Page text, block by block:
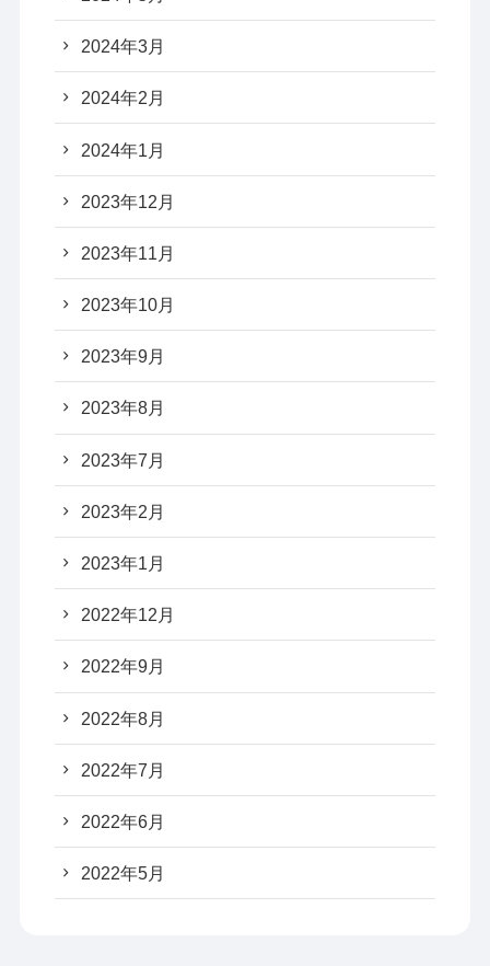
2024年3月
2024年2月
2024年1月
2023年12月
2023年11月
2023年10月
2023年9月
2023年8月
2023年7月
2023年2月
2023年1月
2022年12月
2022年9月
2022年8月
2022年7月
2022年6月
2022年5月